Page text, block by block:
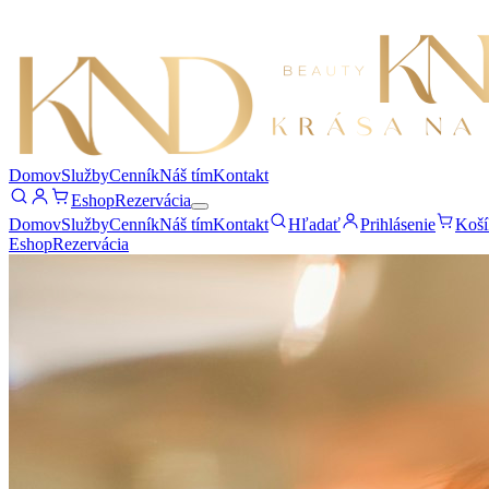
DomovSlužbyCenníkNáš tímKontakt
EshopRezervácia
DomovSlužbyCenníkNáš tímKontakt Hľadať Prihlásenie
EshopRezervácia